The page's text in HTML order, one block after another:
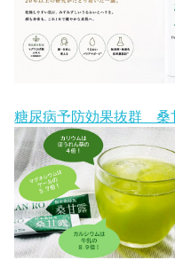
糖尿病予防効果抜群 桑